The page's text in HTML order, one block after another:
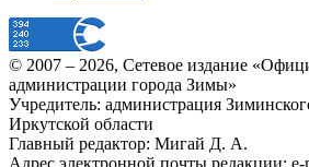
© 2007 – 2026, Сетевое издание
администрации города Зимы»
Учредитель: администрация
Иркутской области
Главный редактор: Мигай Д. А.
Адрес электронной почты редакции: e-